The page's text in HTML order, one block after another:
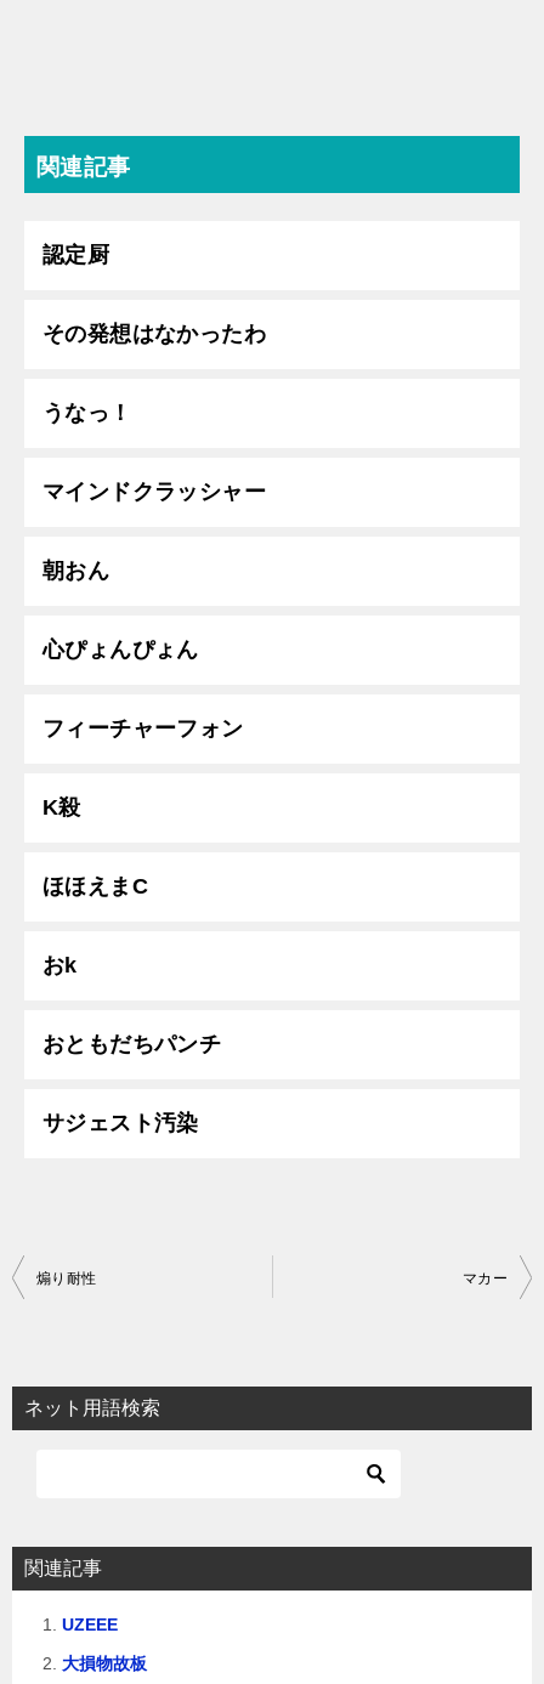
関連記事
認定厨
その発想はなかったわ
うなっ！
マインドクラッシャー
朝おん
心ぴょんぴょん
フィーチャーフォン
K殺
ほほえまC
おk
おともだちパンチ
サジェスト汚染
投
ビ
ゲ
ョ
ン
煽り耐性 マカー
ネット用語検索
関連記事
UZEEE
大損物故板